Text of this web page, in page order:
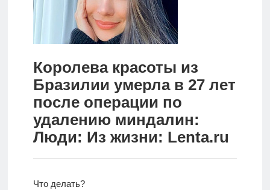
Новости
Родителям
О
нас
слабовидящих
Королева красоты из
Бразилии умерла в 27 лет
после операции по
удалению миндалин:
Люди: Из жизни: Lenta.ru
Что делать?